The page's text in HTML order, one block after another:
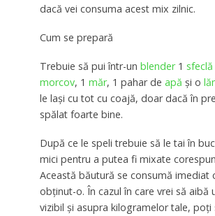
dacă vei consuma acest mix zilnic.
Cum se prepară
Trebuie să pui într-un blender1
morcov, 1 măr, 1 pahar de apă și o
le lași cu tot cu coajă, doar dacă în
spălat foarte bine.
După ce le speli trebuie să le tai în
mici pentru a putea fi mixate
Această băutură se consumă imediat
obținut-o. În cazul în care vrei să aibă
vizibil și asupra kilogramelor tale, poți